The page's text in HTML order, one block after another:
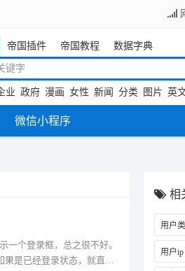
帝国插件 帝国教程 数据字典
业 政府 漫画 女性 新闻 分类 图片 英
微信小程序
一个登录框，总之很不好。
果是已经登录状态，就直接
相
用户
用户ip